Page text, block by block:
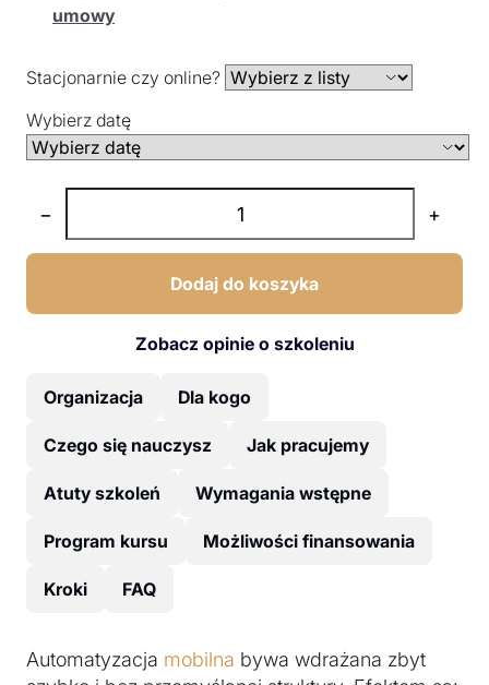
umowy
Stacjonarnie czy online?
Wybierz datę
− +
Dodaj do koszyka
Zobacz opinie o szkoleniu
Organizacja Dla kogo
Czego się nauczysz Jak pracujemy
Atuty szkoleń Wymagania wstępne
Program kursu Możliwości finansowania
Kroki FAQ
Automatyzacja mobilna bywa wdrażana zbyt